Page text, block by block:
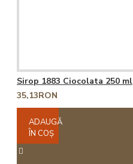
Sirop 1883 Ciocolata 250 ml
35,13RON
ADAUGĂ
ÎN COŞ